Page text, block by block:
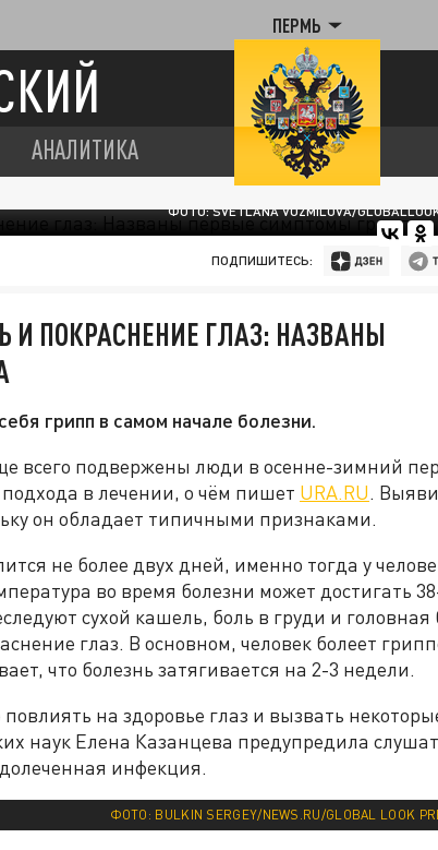
ПЕРМЬ
АНАЛИТИКА
ФОТО: SVETLANA VOZMILOVA/
ПОДПИШИТЕСЬ:
И ПОКРАСНЕНИЕ ГЛАЗ: НАЗВАНЫ
грипп в самом начале болезни.
всего подвержены люди в осенне-зимний
подхода в лечении, о чём пишет URA.RU.
он обладает типичными признаками.
не более двух дней, именно тогда у
во время болезни может достигать
сухой кашель, боль в груди и головная
глаз. В основном, человек болеет
что болезнь затягивается на 2-3 недели.
на здоровье глаз и вызвать
наук Елена Казанцева предупредила
инфекция.
ФОТО: BULKIN SERGEY/NEWS.RU/GLOBAL LOOK